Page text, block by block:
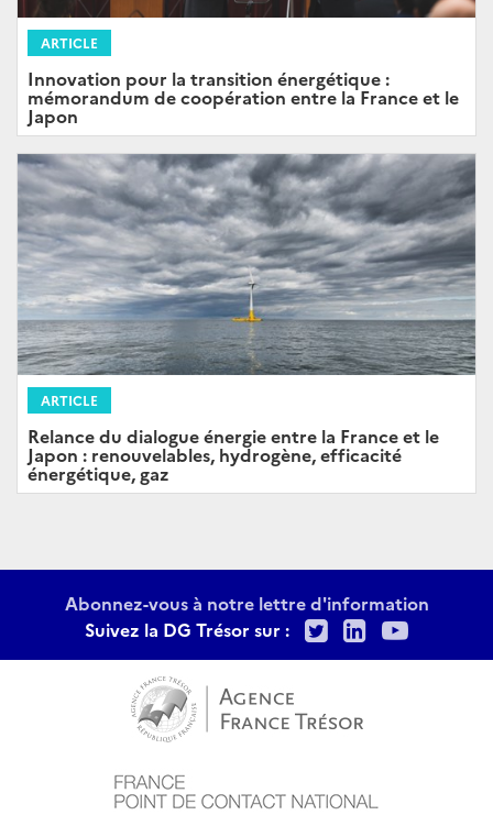
ARTICLE
Innovation pour la transition énergétique :
mémorandum de coopération entre la France et le
Japon
ARTICLE
Relance du dialogue énergie entre la France et le
Japon : renouvelables, hydrogène, efficacité
énergétique, gaz
Abonnez-vous à notre lettre d'information
Suivez la DG Trésor sur :
TwitterLinkedIn